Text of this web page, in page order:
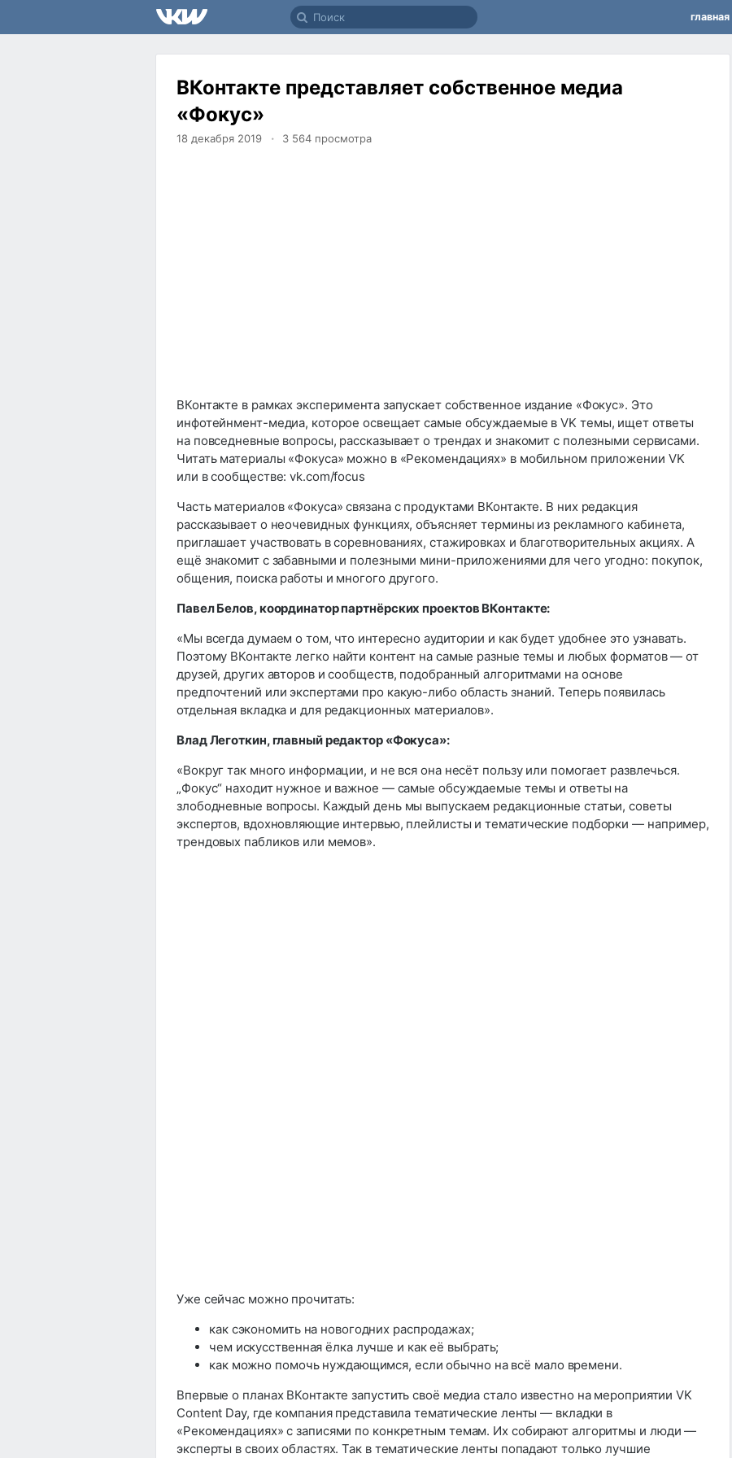
главная
ВКонтакте представляет собственное медиа
«Фокус»
18 декабря 2019 3 564 просмотра
ВКонтакте в рамках эксперимента запускает собственное издание «Фокус». Это
инфотейнмент-медиа, которое освещает самые обсуждаемые в VK темы, ищет ответы
на повседневные вопросы, рассказывает о трендах и знакомит с полезными сервисами.
Читать материалы «Фокуса» можно в «Рекомендациях» в мобильном приложении VK
или в сообществе: vk.com/focus
Часть материалов «Фокуса» связана с продуктами ВКонтакте. В них редакция
рассказывает о неочевидных функциях, объясняет термины из рекламного кабинета,
приглашает участвовать в соревнованиях, стажировках и благотворительных акциях. А
ещё знакомит с забавными и полезными мини-приложениями для чего угодно: покупок,
общения, поиска работы и многого другого.
Павел Белов, координатор партнёрских проектов ВКонтакте:
«Мы всегда думаем о том, что интересно аудитории и как будет удобнее это узнавать.
Поэтому ВКонтакте легко найти контент на самые разные темы и любых форматов — от
друзей, других авторов и сообществ, подобранный алгоритмами на основе
предпочтений или экспертами про какую-либо область знаний. Теперь появилась
отдельная вкладка и для редакционных материалов».
Влад Леготкин, главный редактор «Фокуса»:
«Вокруг так много информации, и не вся она несёт пользу или помогает развлечься.
„Фокус“ находит нужное и важное — самые обсуждаемые темы и ответы на
злободневные вопросы. Каждый день мы выпускаем редакционные статьи, советы
экспертов, вдохновляющие интервью, плейлисты и тематические подборки — например,
трендовых пабликов или мемов».
Уже сейчас можно прочитать:
как сэкономить на новогодних распродажах;
чем искусственная ёлка лучше и как её выбрать;
как можно помочь нуждающимся, если обычно на всё мало времени.
Впервые о планах ВКонтакте запустить своё медиа стало известно на мероприятии VK
Content Day, где компания представила тематические ленты — вкладки в
«Рекомендациях» с записями по конкретным темам. Их собирают алгоритмы и люди —
эксперты в своих областях. Так в тематические ленты попадают только лучшие